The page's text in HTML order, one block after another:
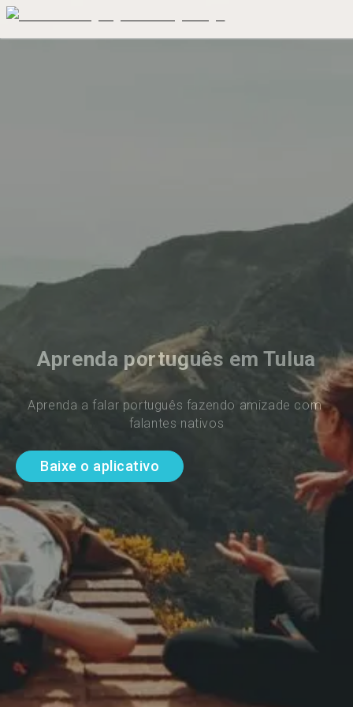
Aprenda português em Tulua
Aprenda a falar português fazendo amizade com
falantes nativos
Baixe o aplicativo